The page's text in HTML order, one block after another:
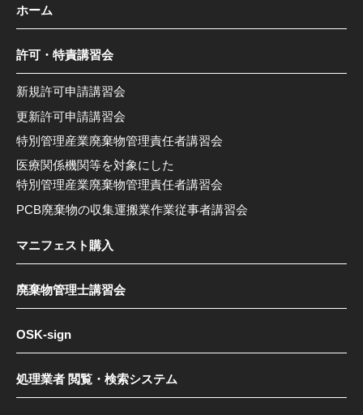
ホーム
許可・特責講習会
新規許可申請講習会
更新許可申請講習会
特別管理産業廃棄物管理責任者講習会
医療関係機関等を対象にした
特別管理産業廃棄物管理責任者講習会
PCB廃棄物の収集運搬業作業従事者講習会
マニフェスト購入
廃棄物管理士講習会
OSK-sign
処理業者 閲覧・検索システム